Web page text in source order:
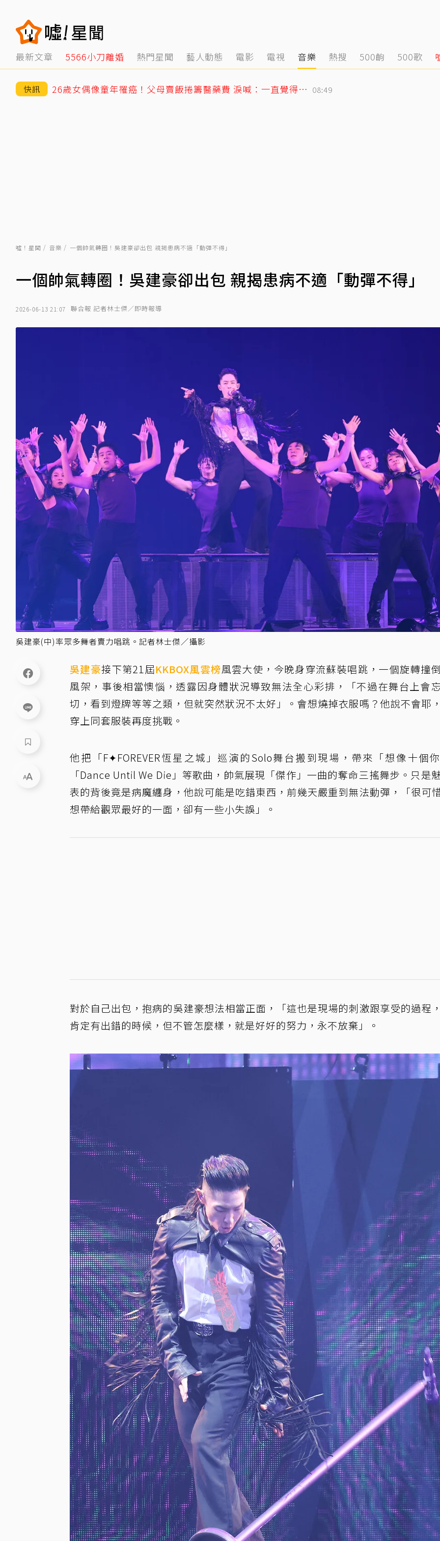
最新文章 5566小刀離婚 熱門星聞 藝人動態 電影 電視 音樂 熱搜 500齣 500歌
快訊 26歲女偶像童年罹癌！父母賣飯捲籌醫藥費 淚喊：一直覺得都是我的錯 08:49
噓！星聞 音樂 一個帥氣轉圈！吳建豪卻出包 親揭患病不適「動彈不得」
一個帥氣轉圈！吳建豪卻出包 親揭患病不適「動彈不得」
2026-06-13 21:07 聯合報 記者林士傑／即時報導
吳建豪(中)率眾多舞者賣力唱跳。記者林士傑／攝影
吳建豪接下第21屆KKBOX風雲榜風雲大使，今晚身穿流蘇裝唱跳，一個旋轉撞
風架，事後相當懊惱，透露因身體狀況導致無法全心彩排，「不過在舞台上會
切，看到燈牌等等之類，但就突然狀況不太好」。會想燒掉衣服嗎？他說不會耶
穿上同套服裝再度挑戰。
他把「F✦FOREVER恆星之城」巡演的Solo舞台搬到現場，帶來「想像十個
「Dance Until We Die」等歌曲，帥氣展現「傑作」一曲的奪命三搖舞步。只是
表的背後竟是病魔纏身，他說可能是吃錯東西，前幾天嚴重到無法動彈，「很可
想帶給觀眾最好的一面，卻有一些小失誤」。
對於自己出包，抱病的吳建豪想法相當正面，「這也是現場的刺激跟享受的過程
肯定有出錯的時候，但不管怎麼樣，就是好好的努力，永不放棄」。